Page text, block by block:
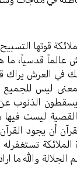
قوتها التسبيح
عالماً قدسياً،
في العرش يراك
ليس للجميع
الذنوب
ليست
أن يجود
الملائكة
والله ما